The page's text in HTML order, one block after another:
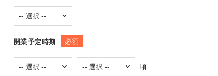
開業予定時期 必須
頃